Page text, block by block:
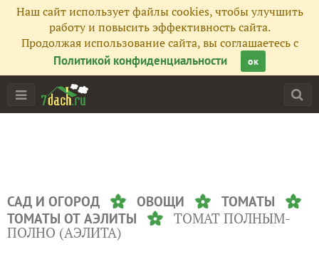
Наш сайт использует файлы cookies, чтобы улучшить
работу и повысить эффективность сайта.
Продолжая использование сайта, вы соглашаетесь с
Политикой конфиденциальности
ок
САД И ОГОРОД ОВОЩИ
ТОМАТЫ
ТОМАТЫ ОТ АЭЛИТЫ
ТОМАТ ПОЛНЫМ-
ПОЛНО (АЭЛИТА)